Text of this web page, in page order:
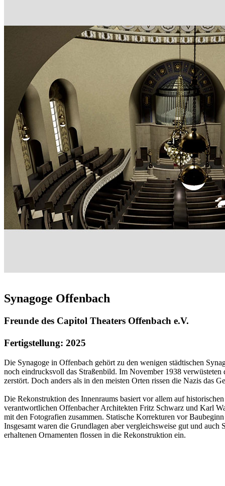
Synagoge Offenbach
Freunde des Capitol Theaters Offenbach e.V.
Fertigstellung: 2025
Die Synagoge in Offenbach gehört zu den wenigen städtischen
noch eindrucksvoll das Straßenbild. Im November 1938
zerstört. Doch anders als in den meisten Orten rissen die Nazis das
Die Rekonstruktion des Innenraums basiert vor allem auf
verantwortlichen Offenbacher Architekten Fritz Schwarz und Karl
mit den Fotografien zusammen. Statische Korrekturen vor
Insgesamt waren die Grundlagen aber vergleichsweise gut und
erhaltenen Ornamenten flossen in die Rekonstruktion ein.